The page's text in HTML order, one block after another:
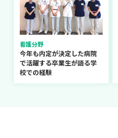
看護分野
今年も内定が決定した病院
で活躍する卒業生が語る学
校での経験